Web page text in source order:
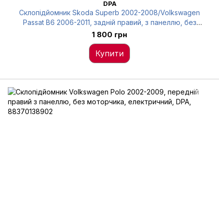
DPA
Склопідйомник Skoda Superb 2002-2008/Volkswagen
Passat B6 2006-2011, задній правий, з панеллю, без
моторчика, електричний, DPA, 88390407602
1 800 грн
Купити